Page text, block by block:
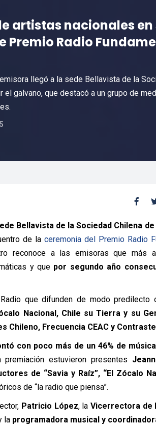
artistas nacionales
Premio Radio
llegó a la sede Bellavista de la
el galvano, que destacó a un grupo de
Bellavista de la Sociedad Chilena
de la ceremonia del Premio Radio
reconoce a las emisoras que más
y que por segundo año
que difunden de modo
Nacional, Chile su Tierra y su
Chileno, Frecuencia CEAC y
con poco más de un 46% de
estuvieron presentes
de “Savia y Raíz”, “El Zócalo
de “la radio que piensa”.
Patricio López, laVicerrectora de
la programadora musical y